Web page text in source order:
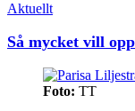
Aktuellt
Så mycket vill
Foto: TT